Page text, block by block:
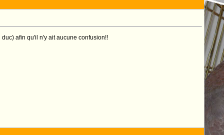
afin qu'il n'y ait aucune confusion!!